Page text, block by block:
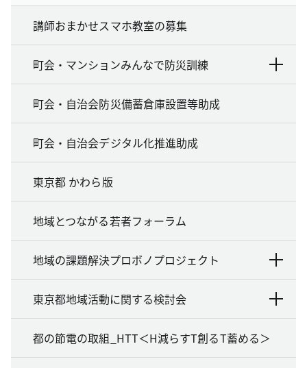
講師おまかせスマホ教室の募集
町会・マンションみんなで防災訓練
町会・自治会防災備蓄倉庫設置等助成
町会・自治会デジタル化推進助成
東京都 かわら版
地域とつながる若者フォーラム
地域の課題解決プロボノプロジェクト
東京都地域活動に関する検討会
都の節電の取組_HTT＜H減らすT創るT蓄める＞